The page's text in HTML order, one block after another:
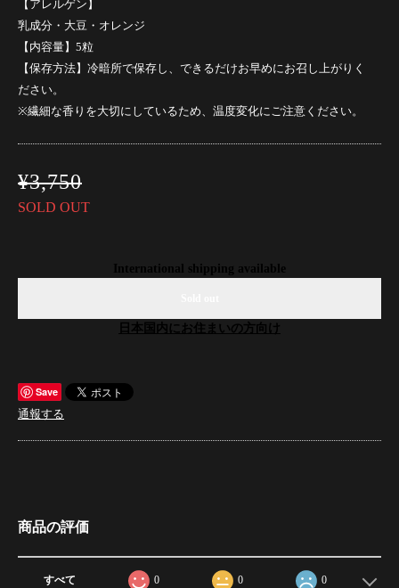
【アレルゲン】
乳成分・大豆・オレンジ
【内容量】5粒
【保存方法】冷暗所で保存し、できるだけお早めにお召し上がりく
ださい。
※繊細な香りを大切にしているため、温度変化にご注意ください。
¥3,750
SOLD OUT
International shipping available
日本国内にお住まいの方向け
Save
通報する
商品の評価
すべて 0 0 0